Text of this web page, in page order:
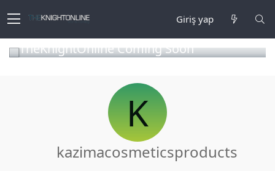
Giriş yap
TheKnightOnline Coming Soon
K
kazimacosmeticsproducts